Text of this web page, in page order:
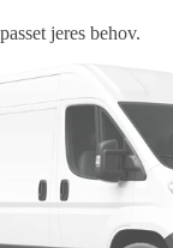
jeres behov.